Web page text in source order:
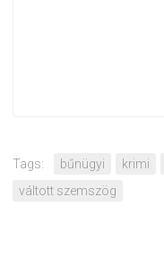
Tags: bűnügyi krimi
váltott szemszög